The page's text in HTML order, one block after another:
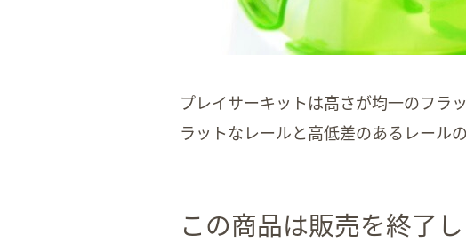
プレイサーキットは高さが均一のフラ
ラットなレールと高低差のあるレール
この商品は販売を終了